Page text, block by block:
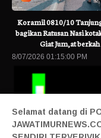
Koramil 0810/10
bagikan Ratusan Nasi
Giat Jum,at berkah
8/07/2026 01:15:00 PM
Selamat datang di